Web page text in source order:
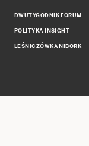
DWUTYGODNIK FORUM
POLITYKA INSIGHT
LEŚNICZÓWKA NIBORK